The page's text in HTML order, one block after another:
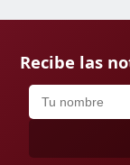
Recibe las